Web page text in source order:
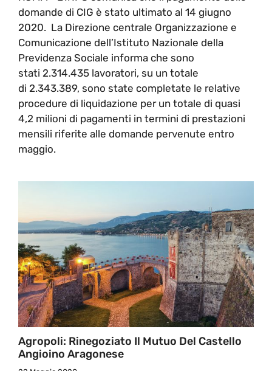
domande di CIG è stato ultimato al 14 giugno
2020. La Direzione centrale Organizzazione e
Comunicazione dell’Istituto Nazionale della
Previdenza Sociale informa che sono
stati 2.314.435 lavoratori, su un totale
di 2.343.389, sono state completate le relative
procedure di liquidazione per un totale di quasi
4,2 milioni di pagamenti in termini di prestazioni
mensili riferite alle domande pervenute entro
maggio.
Agropoli: Rinegoziato Il Mutuo Del Castello
Angioino Aragonese